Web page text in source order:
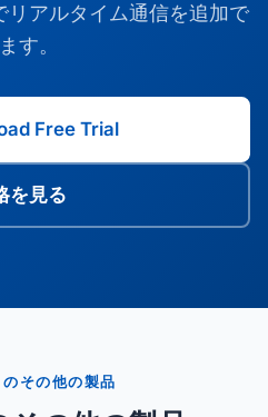
リアルタイム通信を追加で
す。
Free Trial
を見る
その他の製品